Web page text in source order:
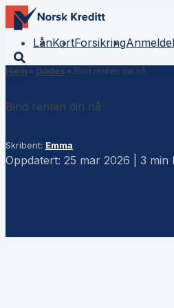
LånKortForsikring
Hjem » Guides » Bind renten din nå
Bind renten din nå
Skribent: Emma
Oppdatert: 25 mar 2026 | 3 min